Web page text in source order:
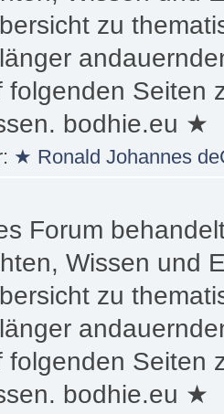
zu
folgenden Seiten
bodhie.eu ★
★ Ronald Johannes
Forum
Wissen und
zu
folgenden Seiten
bodhie.eu ★